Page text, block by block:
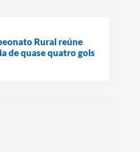
Rural reúne
de quase quatro gols